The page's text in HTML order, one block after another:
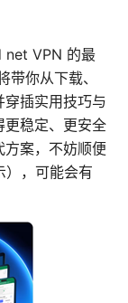
VPN 的最
你从下载、
插实用技巧与
更稳定、更安全
方案，不妨顺便
，可能会有